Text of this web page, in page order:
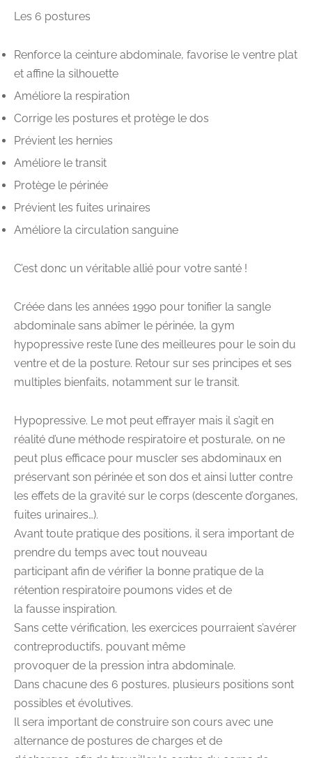
Les 6 postures
Renforce la ceinture abdominale, favorise le ventre plat
et affine la silhouette
Améliore la respiration
Corrige les postures et protège le dos
Prévient les hernies
Améliore le transit
Protège le périnée
Prévient les fuites urinaires
Améliore la circulation sanguine
C’est donc un véritable allié pour votre santé !
Créée dans les années 1990 pour tonifier la sangle
abdominale sans abîmer le périnée, la gym
hypopressive reste l’une des meilleures pour le soin du
ventre et de la posture. Retour sur ses principes et ses
multiples bienfaits, notamment sur le transit.
Hypopressive. Le mot peut effrayer mais il s’agit en
réalité d’une méthode respiratoire et posturale, on ne
peut plus efficace pour muscler ses abdominaux en
préservant son périnée et son dos et ainsi lutter contre
les effets de la gravité sur le corps (descente d’organes,
fuites urinaires…).
Avant toute pratique des positions, il sera important de
prendre du temps avec tout nouveau
participant afin de vérifier la bonne pratique de la
rétention respiratoire poumons vides et de
la fausse inspiration.
Sans cette vérification, les exercices pourraient s’avérer
contreproductifs, pouvant même
provoquer de la pression intra abdominale.
Dans chacune des 6 postures, plusieurs positions sont
possibles et évolutives.
Il sera important de construire son cours avec une
alternance de postures de charges et de